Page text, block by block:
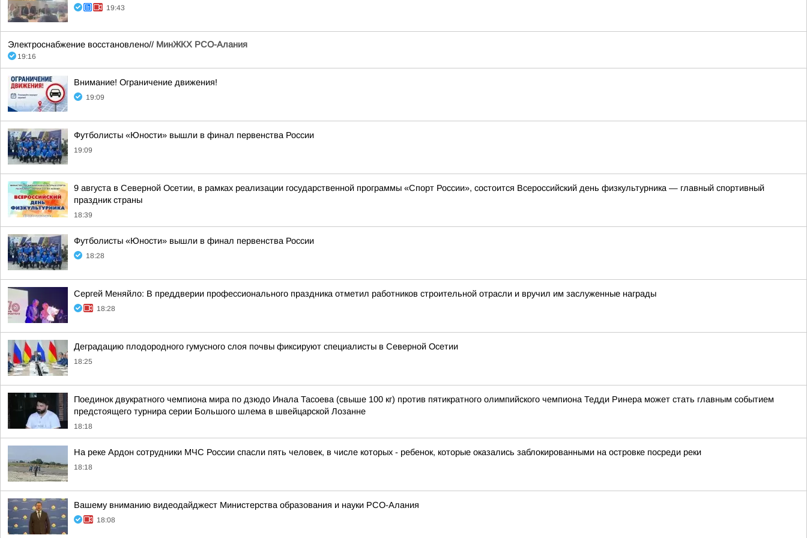
19:43
Электроснабжение восстановлено// МинЖКХ РСО-Алания
19:16
Внимание! Ограничение движения!
19:09
Футболисты «Юности» вышли в финал первенства России
19:09
9 августа в Северной Осетии, в рамках реализации государственной программы «Спорт России», состоится Всероссийский день физкультурника — главный спортивный
праздник страны
18:39
Футболисты «Юности» вышли в финал первенства России
18:28
Сергей Меняйло: В преддверии профессионального праздника отметил работников строительной отрасли и вручил им заслуженные награды
18:28
Деградацию плодородного гумусного слоя почвы фиксируют специалисты в Северной Осетии
18:25
Поединок двукратного чемпиона мира по дзюдо Инала Тасоева (свыше 100 кг) против пятикратного олимпийского чемпиона Тедди Ринера может стать главным событием
предстоящего турнира серии Большого шлема в швейцарской Лозанне
18:18
На реке Ардон сотрудники МЧС России спасли пять человек, в числе которых - ребенок, которые оказались заблокированными на островке посреди реки
18:18
Вашему вниманию видеодайджест Министерства образования и науки РСО-Алания
18:08